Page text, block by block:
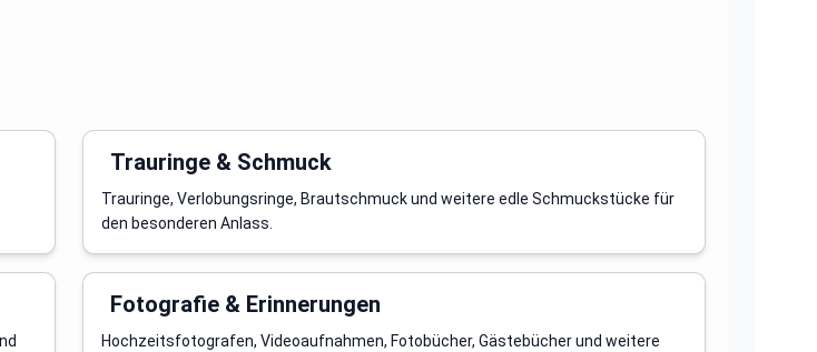
Trauringe & Schmuck
Trauringe, Verlobungsringe, Brautschmuck und weitere edle Schmuckstücke für
den besonderen Anlass.
Fotografie & Erinnerungen
Hochzeitsfotografen, Videoaufnahmen, Fotobücher, Gästebücher und weitere